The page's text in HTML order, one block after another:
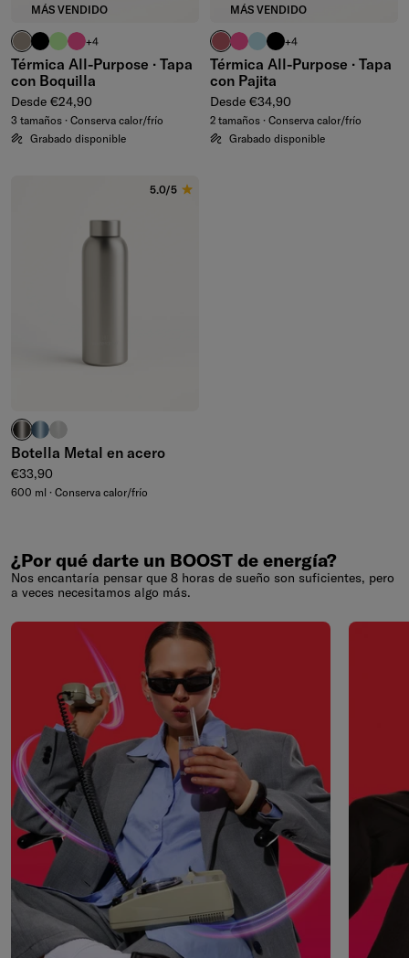
MÁS VENDIDO
taupenegroverde waterdrop®
rosa neón
+4
Térmica All-Purpose · Tapa
con Boquilla
Precio normal
Desde €24,90
3 tamaños · Conserva calor/frío
Grabado disponible
MÁS VENDIDO
malvarosa neón
turquesa pastel
negro
+4
Térmica All-Purpose · Tapa
con Pajita
Precio normal
Desde €34,90
2 tamaños · Conserva calor/frío
Grabado disponible
5.0/5
carbón cepillado
azul cepillado
gris pardo pulido
Botella Metal en acero
Precio normal
€33,90
600 ml · Conserva calor/frío
¿Por qué darte un BOOST de energía?
Nos encantaría pensar que 8 horas de sueño son suficientes, pero
a veces necesitamos algo más.